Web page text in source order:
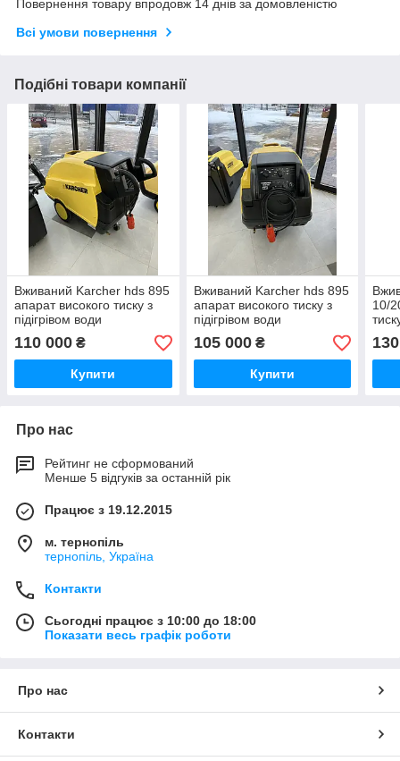
Повернення товару впродовж 14 днів за домовленістю
Всі умови повернення
Подібні товари компанії
Вживаний Karcher hds 895
апарат високого тиску з
підігрівом води
110 000 ₴
Купити
Вживаний Karcher hds 895
апарат високого тиску з
підігрівом води
105 000₴
Купити
10/
Про нас
Рейтинг не сформований
Менше 5 відгуків за останній рік
Працює з 19.12.2015
м. тернопіль
тернопіль, Україна
Контакти
Сьогодні працює з 10:00 до 18:00
Показати весь графік роботи
Про нас
Контакти